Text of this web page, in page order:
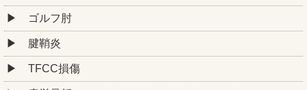
ゴルフ肘
腱鞘炎
TFCC損傷